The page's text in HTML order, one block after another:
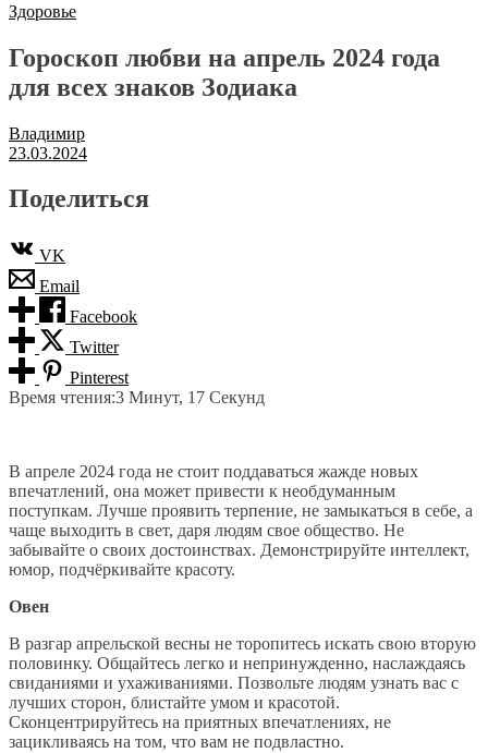
Здоровье
Гороскоп любви на апрель 2024 года
для всех знаков Зодиака
Владимир
23.03.2024
Поделиться
VK
Email
Facebook
Twitter
Pinterest
Время чтения:3 Минут, 17 Секунд
В апреле 2024 года не стоит поддаваться жажде новых
впечатлений, она может привести к необдуманным
поступкам. Лучше проявить терпение, не замыкаться в себе, а
чаще выходить в свет, даря людям свое общество. Не
забывайте о своих достоинствах. Демонстрируйте интеллект,
юмор, подчёркивайте красоту.
Овен
В разгар апрельской весны не торопитесь искать свою вторую
половинку. Общайтесь легко и непринужденно, наслаждаясь
свиданиями и ухаживаниями. Позвольте людям узнать вас с
лучших сторон, блистайте умом и красотой.
Сконцентрируйтесь на приятных впечатлениях, не
зацикливаясь на том, что вам не подвластно.